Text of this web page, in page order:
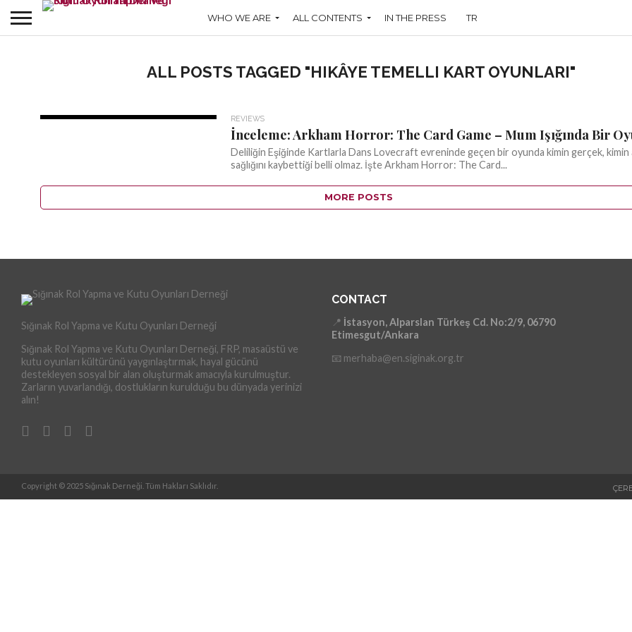
WHO WE ARE ALL CONTENTS IN THE PRESS TR
ALL POSTS TAGGED "HIKÂYE TEMELLI KART OYUNLARI"
REVIEWS
İnceleme: Arkham Horror: The Card Game – Mum Işığında Bir
Deliliğin Eşiğinde Kartlarla Dans Lovecraft evreninde geçen bir oyunda kimin gerçek, kimin
sağlığını kaybettiği belli olmaz. İşte Arkham Horror: The Card...
MORE POSTS
Sığınak Rol Yapma ve Kutu Oyunları Derneği
Sığınak Rol Yapma ve Kutu Oyunları Derneği, FRP, masaüstü ve
kutu oyunları kültürünü yaygınlaştırmak, hayal gücünü
destekleyen sosyal bir alan oluşturmak amacıyla kurulmuştur.
Zarların yuvarlandığı, dostlukların kurulduğu bu dünyada yerinizi
alın!
CONTACT
📍 İstasyon, Alparslan Türkeş Cd. No:2/9, 06790
Etimesgut/Ankara
📧 merhaba@en.siginak.org.tr
Copyright © 2025 Sığınak Derneği. Tüm Hakları Saklıdır.